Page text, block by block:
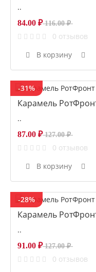
..
116.00 ₽
84.00 ₽
0 отзывов
В корзину
-31%
Карамель
..
127.00 ₽
87.00 ₽
0 отзывов
В корзину
-28%
Карамель
..
127.00 ₽
91.00 ₽
0 отзывов